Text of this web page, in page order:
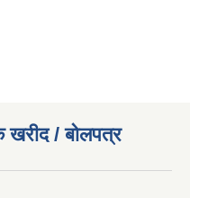
खरीद / बोलपत्र